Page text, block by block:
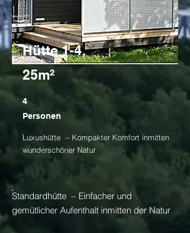
Hütte 1-4,
25m²
4
Personen
Luxushütte – Kompakter Komfort inmitten
wunderschöner Natur
Standardhütte – Einfacher und
gemütlicher Aufenthalt inmitten der Natur